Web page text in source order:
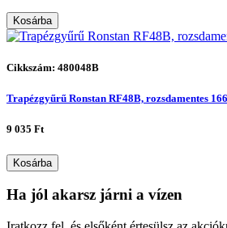
Kosárba
Cikkszám: 480048B
Trapézgyűrű Ronstan RF48B, rozsdamentes
9 035 Ft
Kosárba
Ha jól akarsz járni a vízen